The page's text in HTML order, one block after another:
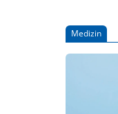
Medizin